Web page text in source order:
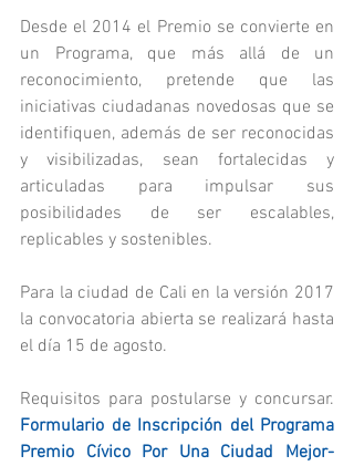
Desde el 2014 el Premio se convierte en
un Programa, que más allá de un
reconocimiento, pretende que las
iniciativas ciudadanas novedosas que se
identifiquen, además de ser reconocidas
y visibilizadas, sean fortalecidas y
articuladas para impulsar sus
posibilidades de ser escalables,
replicables y sostenibles.
Para la ciudad de Cali en la versión 2017
la convocatoria abierta se realizará hasta
el día 15 de agosto.
Formulario de Inscripción del Programa
Premio Cívico Por Una Ciudad Mejor-